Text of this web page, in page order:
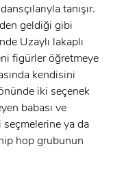
tanışır.
geldiği gibi
Uzaylı lakaplı
figürler öğretmeye
kendisini
iki seçenek
babası ve
ya da
hop grubunun